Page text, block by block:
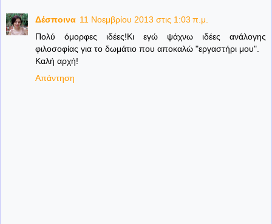
Δέσποινα 11 Νοεμβρίου 2013 στις 1:03 π.μ.
Πολύ όμορφες ιδέες!Κι εγώ ψάχνω ιδέες ανάλογης
φιλοσοφίας για το δωμάτιο που αποκαλώ "εργαστήρι μου".
Καλή αρχή!
Απάντηση